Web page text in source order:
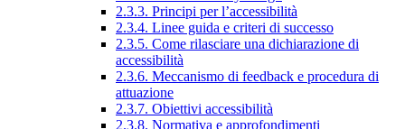
2.3.3. Principi per l’accessibilità
2.3.4. Linee guida e criteri di successo
2.3.5. Come rilasciare una dichiarazione di
accessibilità
2.3.6. Meccanismo di feedback e procedura di
attuazione
2.3.7. Obiettivi accessibilità
2.3.8. Normativa e approfondimenti